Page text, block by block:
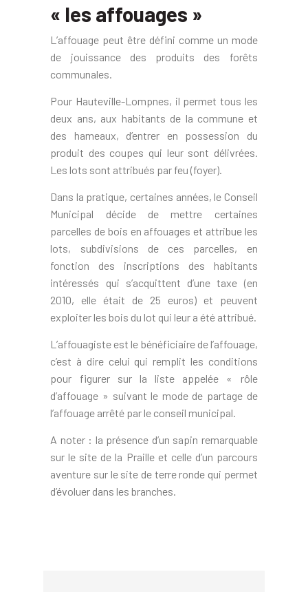
« les affouages »
L’affouage peut être défini comme un mode
de jouissance des produits des forêts
communales.
Pour Hauteville-Lompnes, il permet tous les
deux ans, aux habitants de la commune et
des hameaux, d’entrer en possession du
produit des coupes qui leur sont délivrées.
Les lots sont attribués par feu (foyer).
Dans la pratique, certaines années, le Conseil
Municipal décide de mettre certaines
parcelles de bois en affouages et attribue les
lots, subdivisions de ces parcelles, en
fonction des inscriptions des habitants
intéressés qui s’acquittent d’une taxe (en
2010, elle était de 25 euros) et peuvent
exploiter les bois du lot qui leur a été attribué.
L’affouagiste est le bénéficiaire de l’affouage,
c’est à dire celui qui remplit les conditions
pour figurer sur la liste appelée « rôle
d’affouage » suivant le mode de partage de
l’affouage arrêté par le conseil municipal.
A noter : la présence d’un sapin remarquable
sur le site de la Praille et celle d’un parcours
aventure sur le site de terre ronde qui permet
d’évoluer dans les branches.